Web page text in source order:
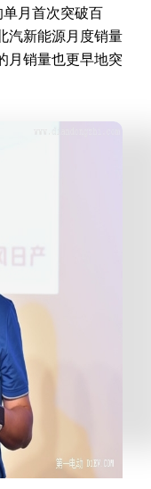
月首次突破百
汽新能源月度销量
月销量也更早地突